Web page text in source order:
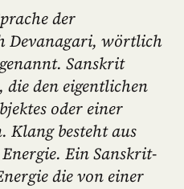
der
Devanagari, wörtlich
Sanskrit
die den eigentlichen
oder einer
Klang besteht aus
Ein Sanskrit-
die von einer